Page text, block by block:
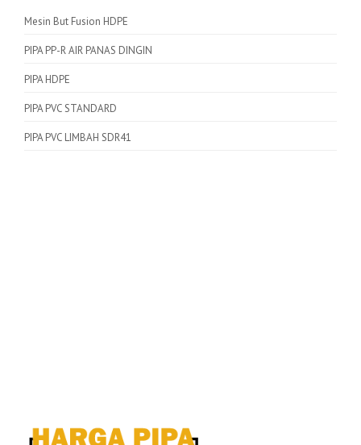
Mesin But Fusion HDPE
PIPA PP-R AIR PANAS DINGIN
PIPA HDPE
PIPA PVC STANDARD
PIPA PVC LIMBAH SDR41